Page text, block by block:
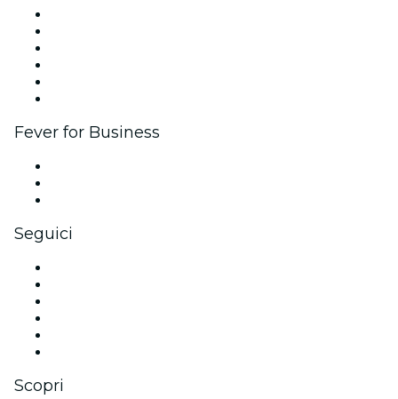
Fever for Business
Seguici
Scopri